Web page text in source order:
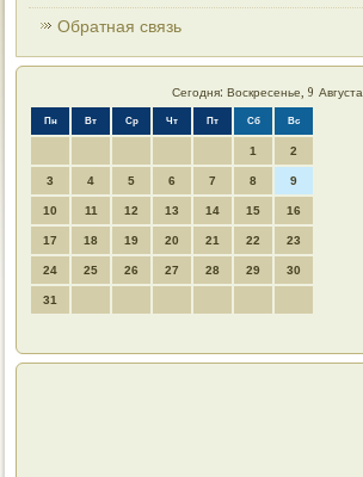
Обратная связь
Сегодня: Воскресенье, 9 Августа
Пн Вт Ср Чт Пт Сб Вс
1 2
3 4 5 6 7 8 9
10 11 12 13 14 15 16
17 18 19 20 21 22 23
24 25 26 27 28 29 30
31